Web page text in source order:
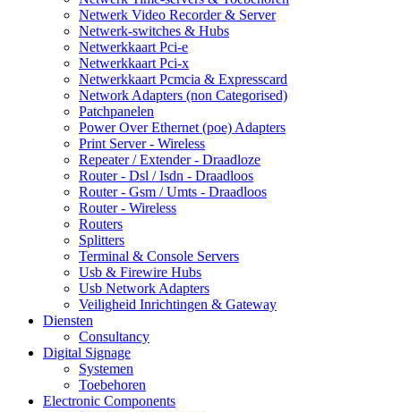
Netwerk Video Recorder & Server
Netwerk-switches & Hubs
Netwerkkaart Pci-e
Netwerkkaart Pci-x
Netwerkkaart Pcmcia & Expresscard
Network Adapters (non Categorised)
Patchpanelen
Power Over Ethernet (poe) Adapters
Print Server - Wireless
Repeater / Extender - Draadloze
Router - Dsl / Isdn - Draadloos
Router - Gsm / Umts - Draadloos
Router - Wireless
Routers
Splitters
Terminal & Console Servers
Usb & Firewire Hubs
Usb Network Adapters
Veiligheid Inrichtingen & Gateway
Diensten
Consultancy
Digital Signage
Systemen
Toebehoren
Electronic Components